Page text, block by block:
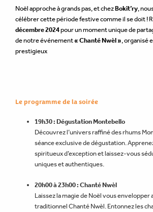
Noël approche à grands pas, et chezBokit’ry,
célébrer cette période festive comme il se doit !
décembre 2024pour un moment unique de
de notre événement« Chanté Nwèl », organisé
prestigieux
Le programme de la soirée
19h30 : Dégustation Montebello
Découvrez l’univers raffiné des rhums
séance exclusive de dégustation.
spiritueux d’exception et laissez-vous
uniques et authentiques.
20h00 à 23h00 : Chanté Nwèl
Laissez la magie de Noël vous envelopper
traditionnel Chanté Nwèl. Entonnez les